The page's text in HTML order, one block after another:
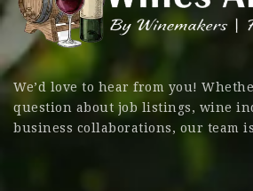
We’d love to hear from you!
question about job listings, wine
business collaborations, our team